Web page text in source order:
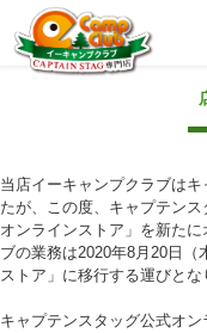
キャ
当店イーキャンプクラブは
たが、この度、キャプテン
オンラインストア」を新た
ブの業務は2020年8月20日
ストア」に移行する運びとな
キャプテンスタッグ公式オン